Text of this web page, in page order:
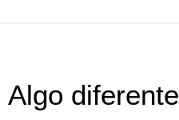
Algo diferente